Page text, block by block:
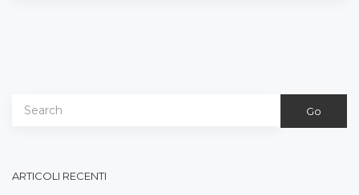
Go
ARTICOLI RECENTI